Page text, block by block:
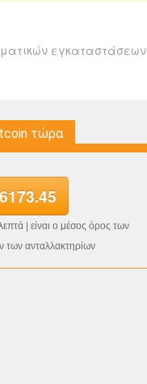
εγκαταστάσεων
τώρα
| είναι ο μέσος όρος των
των ανταλλακτηρίων